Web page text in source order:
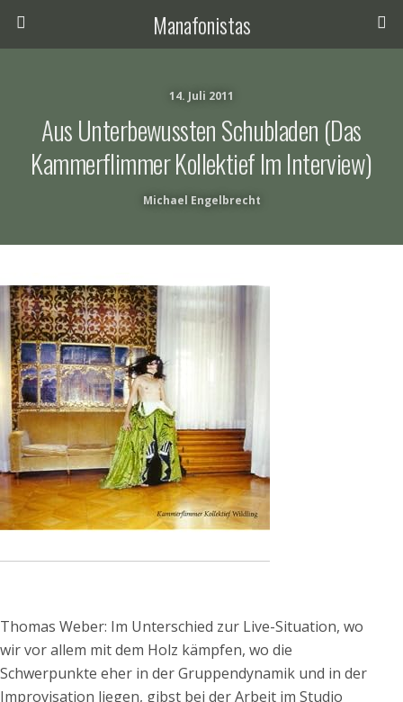
Manafonistas
14. Juli 2011
Aus Unterbewussten Schubladen (das
Kammerflimmer Kollektief Im Interview)
Michael Engelbrecht
Thomas Weber: Im Unterschied zur Live-Situation, wo
wir vor allem mit dem Holz kämpfen, wo die
Schwerpunkte eher in der Gruppendynamik und in der
Improvisation liegen, gibst bei der Arbeit im Studio